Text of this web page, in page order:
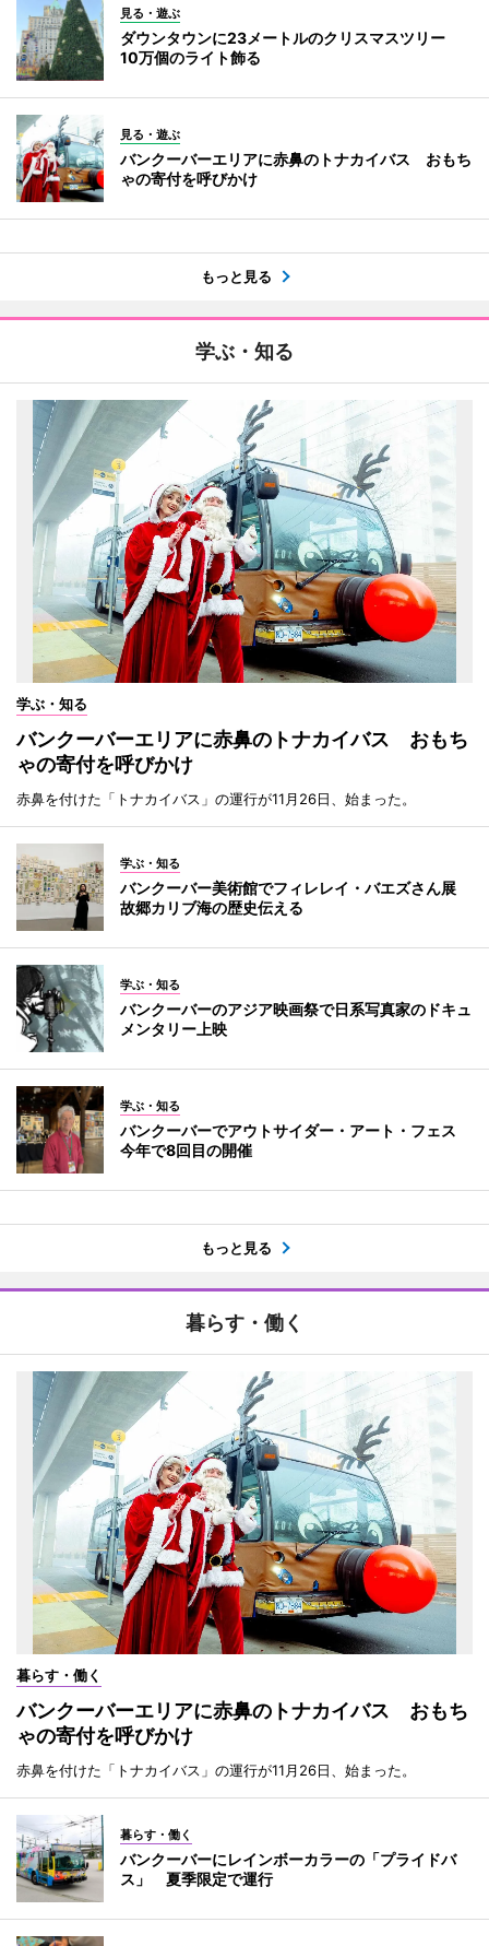
見る・遊ぶ
ダウンタウンに23メートルのクリスマスツリー
10万個のライト飾る
見る・遊ぶ
バンクーバーエリアに赤鼻のトナカイバス おもち
ゃの寄付を呼びかけ
もっと見る
学ぶ・知る
学ぶ・知る
バンクーバーエリアに赤鼻のトナカイバス おもち
ゃの寄付を呼びかけ
赤鼻を付けた「トナカイバス」の運行が11月26日、始まった。
学ぶ・知る
バンクーバー美術館でフィレレイ・バエズさん展
故郷カリブ海の歴史伝える
学ぶ・知る
バンクーバーのアジア映画祭で日系写真家のドキュ
メンタリー上映
学ぶ・知る
バンクーバーでアウトサイダー・アート・フェス
今年で8回目の開催
もっと見る
暮らす・働く
暮らす・働く
バンクーバーエリアに赤鼻のトナカイバス おもち
ゃの寄付を呼びかけ
赤鼻を付けた「トナカイバス」の運行が11月26日、始まった。
暮らす・働く
バンクーバーにレインボーカラーの「プライドバ
ス」 夏季限定で運行